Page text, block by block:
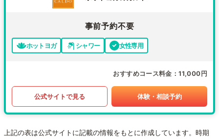
事前予約不要
ホットヨガ シャワー 女性専用
おすすめコース料金 11,000円
公式サイトで見る 体験・相談予約
上記の表は公式サイトに記載の情報をもとに作成しています。時期